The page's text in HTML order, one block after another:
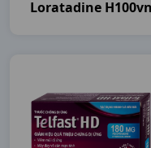
Loratadine H100vn